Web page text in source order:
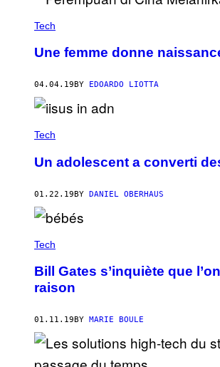
Tech
Une femme donne
04.04.19 BY EDOARDO LIOTTA
Tech
Un adolescent a converti
01.22.19BY DANIEL OBERHAUS
Tech
Bill Gates s’inquiète que
raison
01.11.19 BY MARIE BOULE